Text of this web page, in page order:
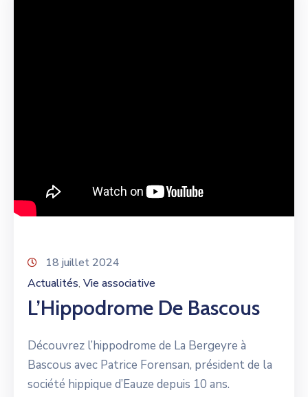
18 juillet 2024
Actualités‚ Vie associative
L’Hippodrome De Bascous
Découvrez l’hippodrome de La Bergeyre à
Bascous avec Patrice Forensan, président de la
société hippique d’Eauze depuis 10 ans.